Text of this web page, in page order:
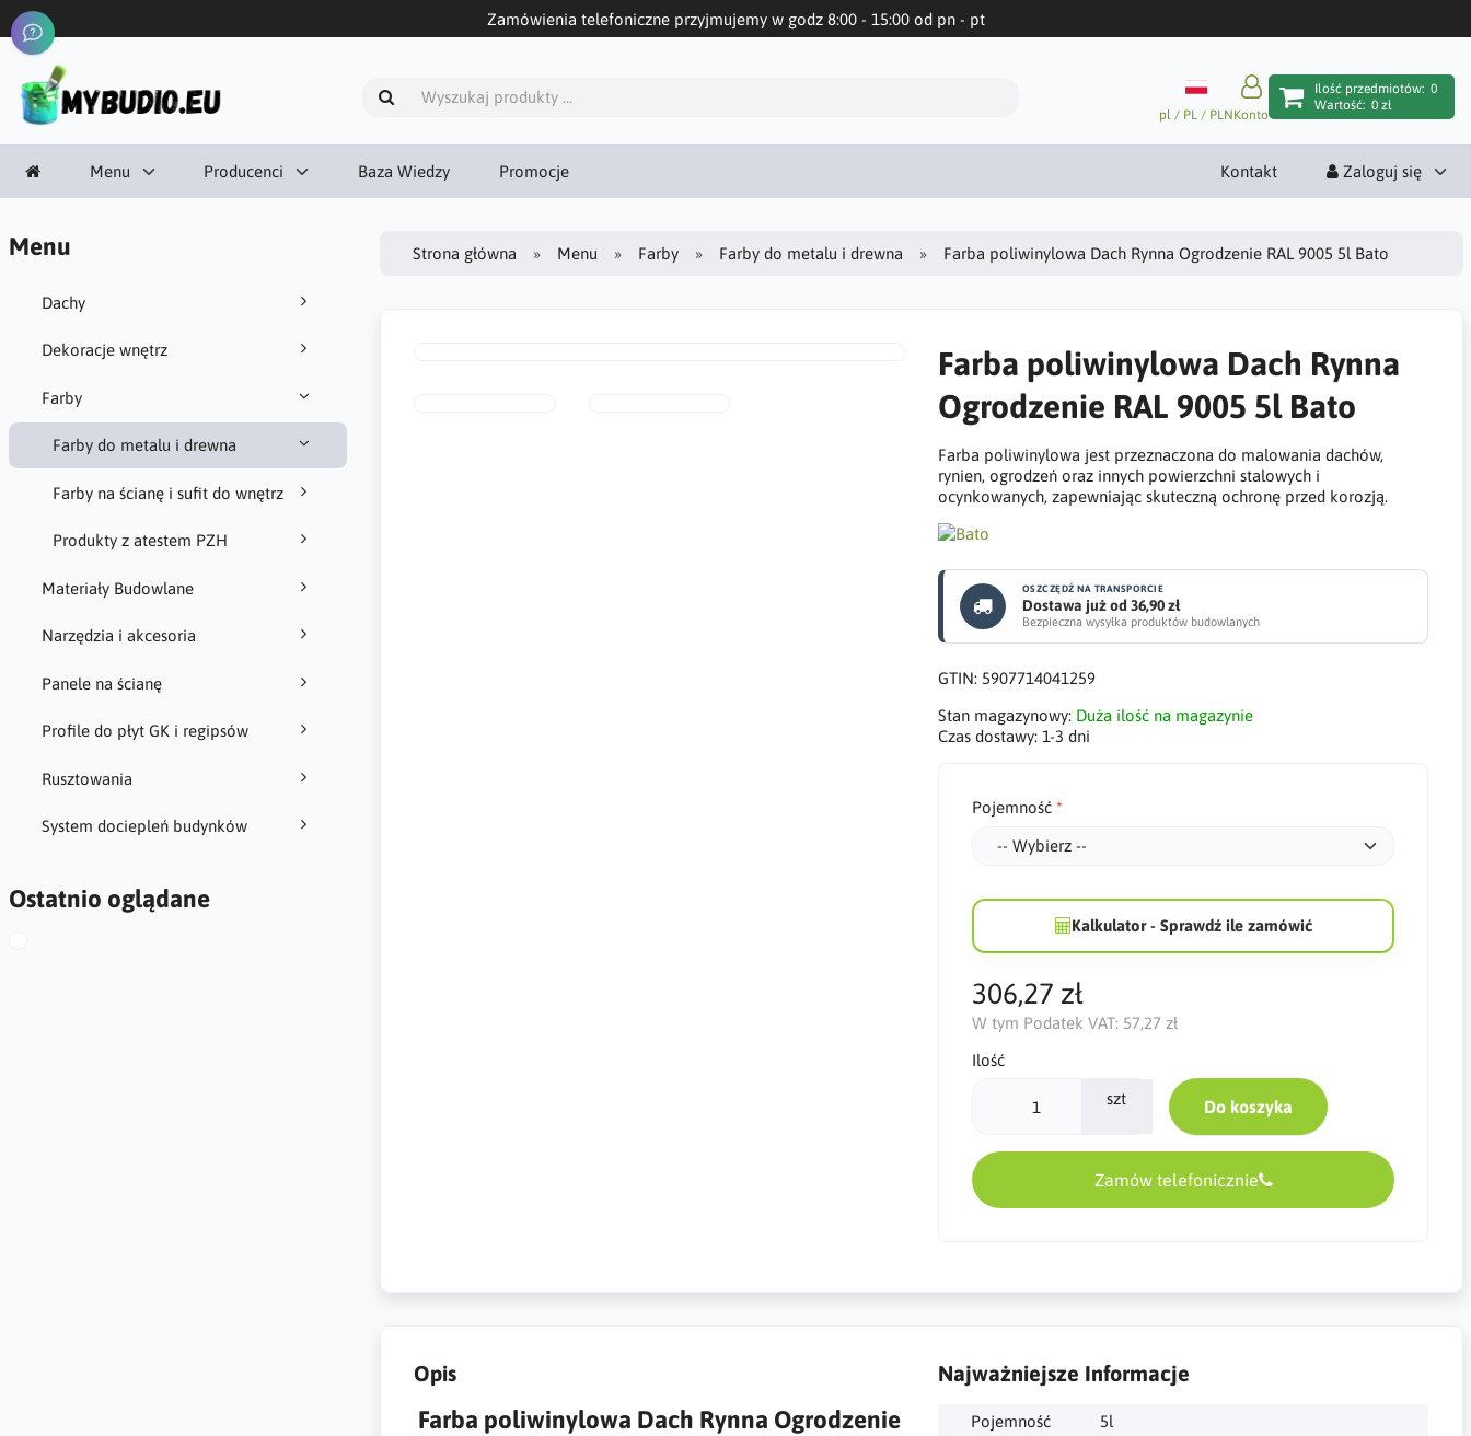
Zamówienia telefoniczne przyjmujemy w godz 8:00 - 15:00 od pn - pt
pl / PL / PLNKonto
Ilość przedmiotów: 0
Wartość: 0 zł
Menu Producenci Baza Wiedzy Promocje Kontakt Zaloguj się
Menu
Dachy
Dekoracje wnętrz
Farby
Farby do metalu i drewna
Farby na ścianę i sufit do wnętrz
Produkty z atestem PZH
Materiały Budowlane
Narzędzia i akcesoria
Panele na ścianę
Profile do płyt GK i regipsów
Rusztowania
System dociepleń budynków
Ostatnio oglądane
Strona główna Menu Farby Farby do metalu i drewna Farba poliwinylowa Dach Rynna Ogrodzenie RAL 9005 5l Bato
Farba poliwinylowa Dach Rynna
Ogrodzenie RAL 9005 5l Bato
Farba poliwinylowa jest przeznaczona do malowania dachów,
rynien, ogrodzeń oraz innych powierzchni stalowych i
ocynkowanych, zapewniając skuteczną ochronę przed korozją.
OSZCZĘDŹ NA TRANSPORCIE
Dostawa już od 36,90 zł
Bezpieczna wysyłka produktów budowlanych
GTIN: 5907714041259
Stan magazynowy: Duża ilość na magazynie
Czas dostawy: 1-3 dni
Pojemność
Kalkulator - Sprawdź ile zamówić
306,27 zł
W tym Podatek VAT: 57,27 zł
Ilość
szt Do koszyka
Zamów telefonicznie
Opis
Farba poliwinylowa Dach Rynna Ogrodzenie
Najważniejsze Informacje
Pojemność
5l